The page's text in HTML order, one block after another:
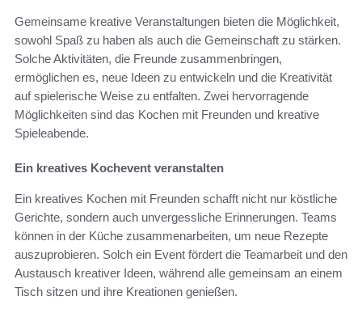
Gemeinsame kreative Veranstaltungen bieten die Möglichkeit,
sowohl Spaß zu haben als auch die Gemeinschaft zu stärken.
Solche Aktivitäten, die Freunde zusammenbringen,
ermöglichen es, neue Ideen zu entwickeln und die Kreativität
auf spielerische Weise zu entfalten. Zwei hervorragende
Möglichkeiten sind das Kochen mit Freunden und kreative
Spieleabende.
Ein kreatives Kochevent veranstalten
Ein kreatives Kochen mit Freunden schafft nicht nur köstliche
Gerichte, sondern auch unvergessliche Erinnerungen. Teams
können in der Küche zusammenarbeiten, um neue Rezepte
auszuprobieren. Solch ein Event fördert die Teamarbeit und den
Austausch kreativer Ideen, während alle gemeinsam an einem
Tisch sitzen und ihre Kreationen genießen.